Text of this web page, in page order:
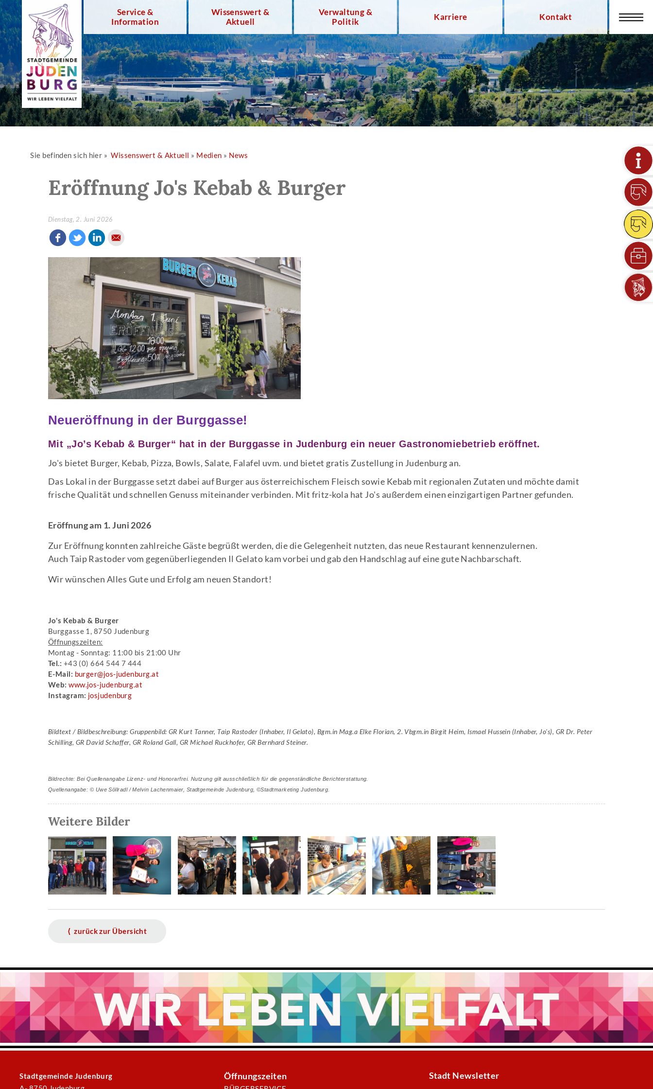
Service &
Information
Wissenswert &
Aktuell
Verwaltung &
Politik
Karriere Kontakt
Sie befinden sich hier »Wissenswert & Aktuell » Medien » News
Eröffnung Jo's Kebab & Burger
Dienstag, 2. Juni 2026
Neueröffnung in der Burggasse!
Mit „Jo’s Kebab & Burger“ hat in der Burggasse in Judenburg ein neuer Gastronomiebetrieb eröffnet.
Jo's bietet Burger, Kebab, Pizza, Bowls, Salate, Falafel uvm. und bietet gratis Zustellung in Judenburg an.
Das Lokal in der Burggasse setzt dabei auf Burger aus österreichischem Fleisch sowie Kebab mit regionalen Zutaten und möchte damit
frische Qualität und schnellen Genuss miteinander verbinden. Mit fritz-kola hat Jo's außerdem einen einzigartigen Partner gefunden.
Eröffnung am 1. Juni 2026
Zur Eröffnung konnten zahlreiche Gäste begrüßt werden, die die Gelegenheit nutzten, das neue Restaurant kennenzulernen.
Auch Taip Rastoder vom gegenüberliegenden Il Gelato kam vorbei und gab den Handschlag auf eine gute Nachbarschaft.
Wir wünschen Alles Gute und Erfolg am neuen Standort!
Jo's Kebab & Burger
Burggasse 1, 8750 Judenburg
Öffnungszeiten:
Montag - Sonntag: 11:00 bis 21:00 Uhr
Tel.: +43 (0) 664 544 7 444
E-Mail: burger@jos-judenburg.at
Web:www.jos-judenburg.at
Instagram: josjudenburg
Bildtext / Bildbeschreibung: Gruppenbild: GR Kurt Tanner, Taip Rastoder (Inhaber, Il Gelato), Bgm.in Mag.a Elke Florian, 2. Vbgm.in Birgit Heim, Ismael Hussein (Inhaber, Jo's), GR Dr. Peter
Schilling, GR David Schaffer, GR Roland Gall, GR Michael Ruckhofer, GR Bernhard Steiner.
Bildrechte: Bei Quellenangabe Lizenz- und Honorarfrei. Nutzung gilt ausschließlich für die gegenständliche Berichterstattung.
Quellenangabe: © Uwe Söllradl / Melvin Lachenmaier, Stadtgemeinde Judenburg, ©Stadtmarketing Judenburg.
Weitere Bilder
⟨ zurück zur Übersicht
Stadtgemeinde Judenburg
Öffnungszeiten Stadt Newsletter